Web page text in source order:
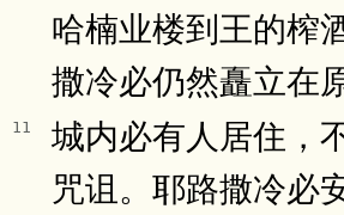
哈楠业楼到王的榨
撒冷必仍然矗立在
11
城内必有人居住，
咒诅。耶路撒冷必